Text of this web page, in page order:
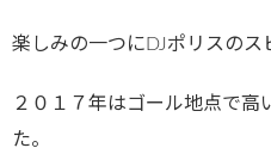
楽しみの一つにDJポリスのス
２０１７年はゴール地点で高
た。